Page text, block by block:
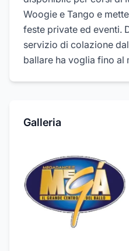
Woogie e Tango e
feste private ed eventi.
servizio di colazione
ballare ha voglia fino al
Galleria